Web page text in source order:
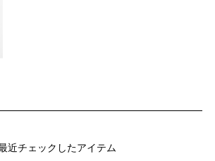
近チェックしたアイテム